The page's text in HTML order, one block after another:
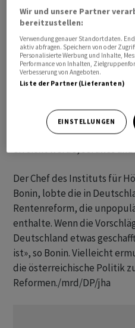
Experte: EU-Vorgabe auch
Die Inflation werde in
allem wegen der
Energiepreise bei 3,2
Haushaltsdefizit bleibt der
bei etwa 4 Prozent und
Felbermayr. Ob das Drei-
erreicht werde, sei alles
Der Chef des Instituts für
Bonin, lobte die in
Rentenreform, die
enthalte. Wenn die
Deutschland etwas
ist», so Bonin. Vielleicht
die österreichische Politik
Reformen./mrd/DP/jha
Wir und unsere Partner
bereitzustellen:
Verwendung genauer Standortdaten.
aktiv abfragen. Speichern von oder
Personalisierte Werbung und Inhalte,
Performance von Inhalten,
Verbesserung von Angeboten.
Liste der Partner (Lieferanten)
EINSTELLUNGEN